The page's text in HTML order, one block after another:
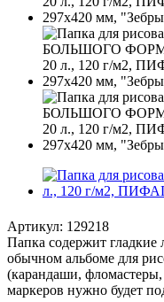
Артикул: 129218
Папка содержит гладкие
обычном альбоме для
(карандаши,
маркеров нужно будет